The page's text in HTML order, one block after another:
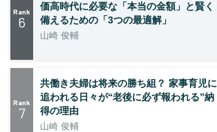
Rank
6
価高時代に必要な「本当の金額」と賢く
備えるための「3つの最適解」
山崎 俊輔
Rank
7
共働き夫婦は将来の勝ち組？ 家事育児に
追われる日々が“老後に必ず報われる”納
得の理由
山崎 俊輔